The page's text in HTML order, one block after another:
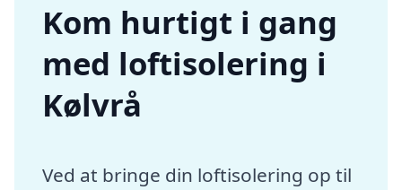
Kom hurtigt i gang
med loftisolering i
Kølvrå
Ved at bringe din loftisolering op til